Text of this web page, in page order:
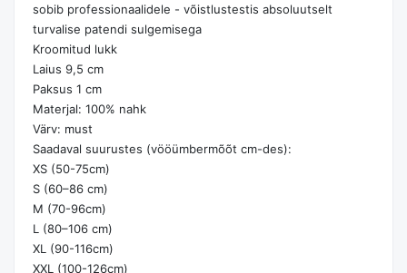
sobib professionaalidele - võistlustestis absoluutselt
turvalise patendi sulgemisega
Kroomitud lukk
Laius 9,5 cm
Paksus 1 cm
Materjal: 100% nahk
Värv: must
Saadaval suurustes (vööümbermõõt cm-des):
XS (50-75cm)
S (60–86 cm)
M (70-96cm)
L (80–106 cm)
XL (90-116cm)
XXL (100-126cm)